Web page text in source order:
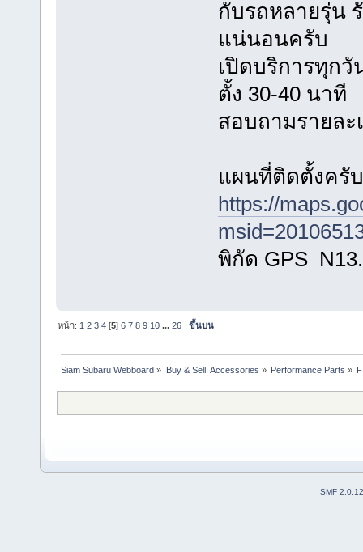
กับรถหลายรุ่น
แน่นอนครับ
เปิดบริการทุกวั
ตั้ง 30-40 นาที
สอบถามรายละ
แผนที่ติดตั้งครับ
https://
พิกัด GPS
หน้า:1 2 3 4 [5]6 7 8 9 10 ...26 ขึ้นบน
Siam Subaru Webboard » Buy & Sell: Accessories » Performance Parts »
SMF 2.0.12